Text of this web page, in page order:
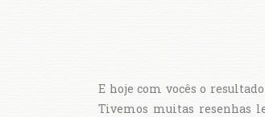
E hoje com vocês o
Tivemos muitas resenhas